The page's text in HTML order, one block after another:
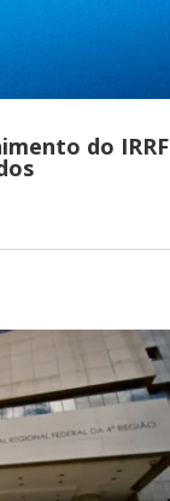
do IRRF